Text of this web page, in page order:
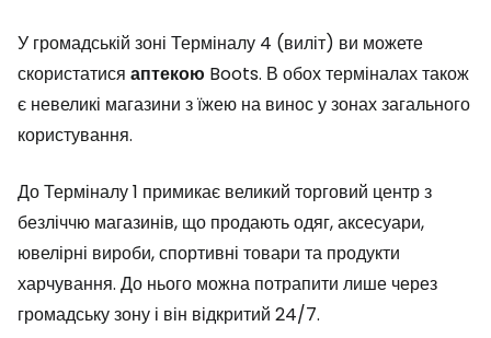
У громадській зоні Терміналу 4 (виліт) ви можете
скористатися аптекою Boots. В обох терміналах також
є невеликі магазини з їжею на винос у зонах загального
користування.
До Терміналу 1 примикає великий торговий центр з
безліччю магазинів, що продають одяг, аксесуари,
ювелірні вироби, спортивні товари та продукти
харчування. До нього можна потрапити лише через
громадську зону і він відкритий 24/7.